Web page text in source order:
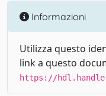
Informazioni
Utilizza questo
link a questo
https://